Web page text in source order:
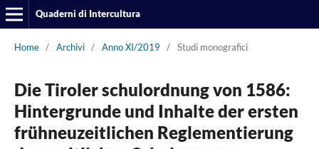
Quaderni di Intercultura
Home / Archivi / Anno XI/2019 / Studi monografici
Die Tiroler schulordnung von 1586:
Hintergrunde und Inhalte der ersten
frühneuzeitlichen Reglementierung